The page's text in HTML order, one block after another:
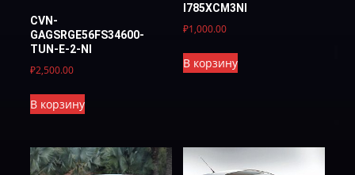
CVN-
GAGSRGE56FS34600-
TUN-E-2-NI
₽2,500.00
В корзину
I785XCM3NI
₽1,000.00
В корзину